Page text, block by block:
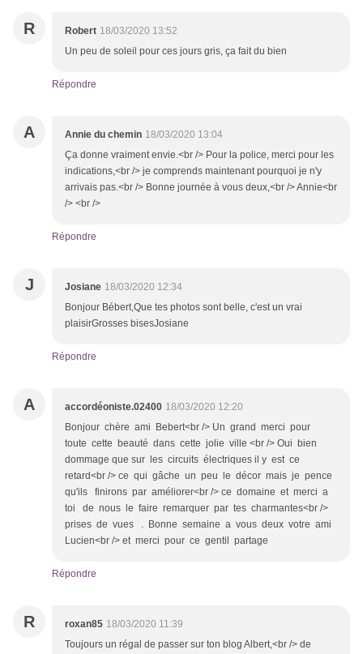
R Robert 18/03/2020 13:52
Un peu de soleil pour ces jours gris, ça fait du bien
Répondre
A Annie du chemin 18/03/2020 13:04
Ça donne vraiment envie.<br /> Pour la police, merci pour les
indications,<br /> je comprends maintenant pourquoi je n'y
arrivais pas.<br /> Bonne journée à vous deux,<br /> Annie<br
/> <br />
Répondre
J Josiane 18/03/2020 12:34
Bonjour Bébert,Que tes photos sont belle, c'est un vrai
plaisirGrosses bisesJosiane
Répondre
A accordéoniste.02400 18/03/2020 12:20
Bonjour chère ami Bebert<br /> Un grand merci pour
toute cette beauté dans cette jolie ville <br /> Oui bien
dommage que sur les circuits électriques il y est ce
retard<br /> ce qui gâche un peu le décor mais je pence
qu'ils finirons par améliorer<br /> ce domaine et merci a
toi de nous le faire remarquer par tes charmantes<br />
prises de vues . Bonne semaine a vous deux votre ami
Lucien<br /> et merci pour ce gentil partage
Répondre
R roxan85 18/03/2020 11:39
Toujours un régal de passer sur ton blog Albert,<br /> de